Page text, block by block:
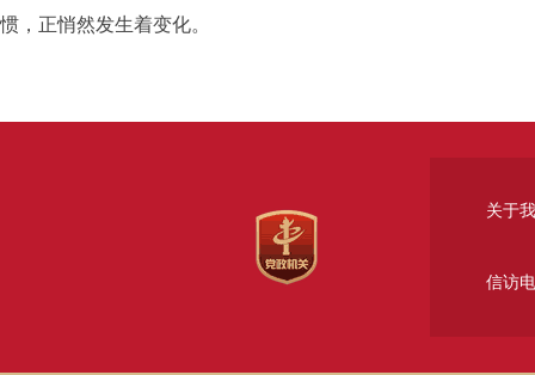
惯，正悄然发生着变化。
关于
信访